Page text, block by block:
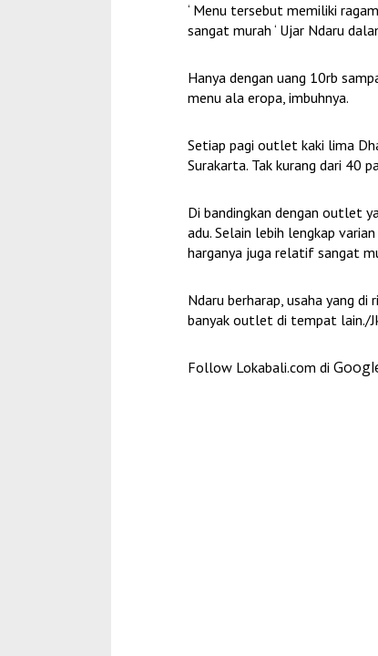
‘ Menu tersebut memiliki
sangat murah ‘ Ujar Ndaru
Hanya dengan uang 10rb
menu ala eropa, imbuhnya.
Setiap pagi outlet kaki lima
Surakarta. Tak kurang dari 40
Di bandingkan dengan outlet
adu. Selain lebih lengkap
harganya juga relatif sangat
Ndaru berharap, usaha yang
banyak outlet di tempat lain./
Follow Lokabali.com di